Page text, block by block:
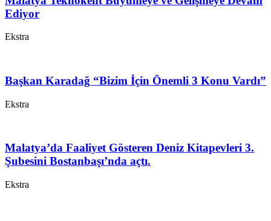
Ediyor
Ekstra
Başkan Karadağ “Bizim İçin Önemli 3 Konu Vardı”
Ekstra
Malatya’da Faaliyet Gösteren Deniz Kitapevleri 3.
Şubesini Bostanbaşı’nda açtı.
Ekstra